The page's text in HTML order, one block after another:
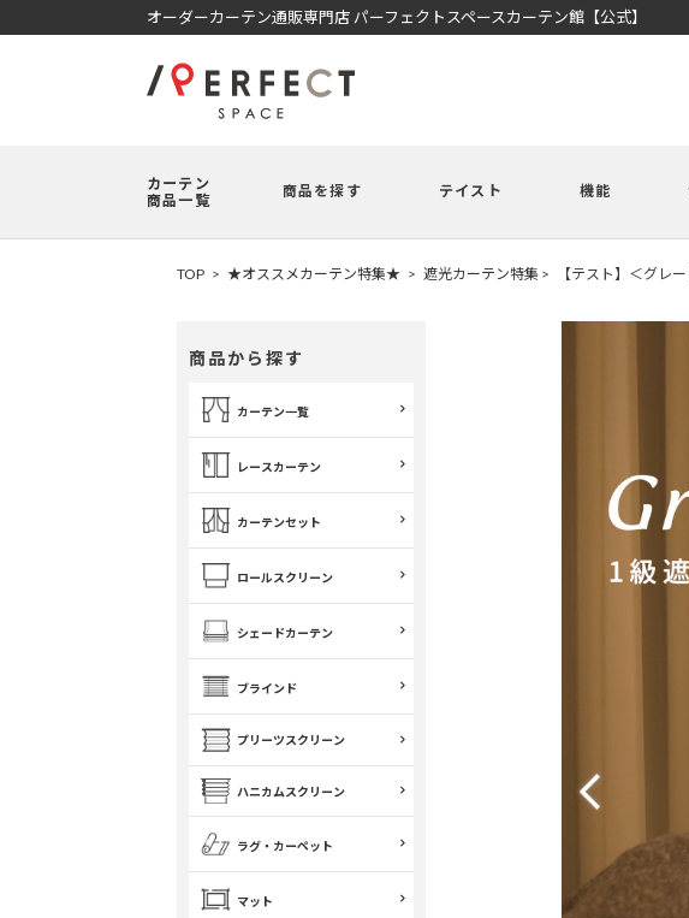
オーダーカーテン通販専門店 パーフェクトスペースカーテン館【公式】
カーテン
商品一覧
商品を探す テイスト 機能
TOP ★オススメカーテン特集★ 遮光カーテン特集 【テスト】＜グレ
商品から探す
カーテン一覧
レースカーテン
カーテンセット
ロールスクリーン
シェードカーテン
ブラインド
プリーツスクリーン
ハニカムスクリーン
ラグ・カーペット
マット